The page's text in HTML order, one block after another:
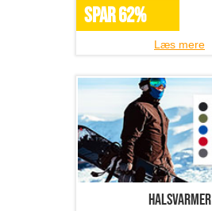
SPAR 62%
Læs mere
Halsvarmer